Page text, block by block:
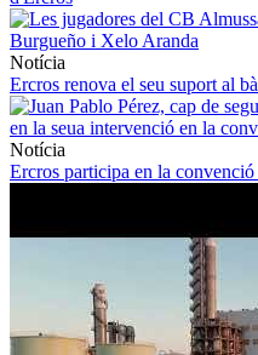
Notícia
Ercros renova el seu suport al
Notícia
Ercros participa en la